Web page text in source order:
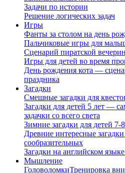
Задачи по истории
Решение логических задач
Игры
Фанты за столом на день
Пальчиковые игры для
Сценарий пиратской
Игры для детей во время
День рождения кота —
праздника
Загадки
Смешные загадки для
Загадки для детей 5 лет —
задачки со всего света
Зимние загадки для детей
Древние интересные
сообразительных
Загадки на английском
Мышление
ГоловоломкиТренировка